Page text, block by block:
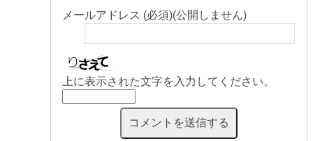
メールアドレス (必須)(公開しません)
上に表示された文字を入力してください。